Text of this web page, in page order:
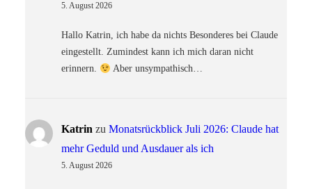
5. August 2026
Hallo Katrin, ich habe da nichts Besonderes bei Claude
eingestellt. Zumindest kann ich mich daran nicht
erinnern.
Aber unsympathisch…
Katrin zu Monatsrückblick Juli 2026: Claude hat
mehr Geduld und Ausdauer als ich
5. August 2026